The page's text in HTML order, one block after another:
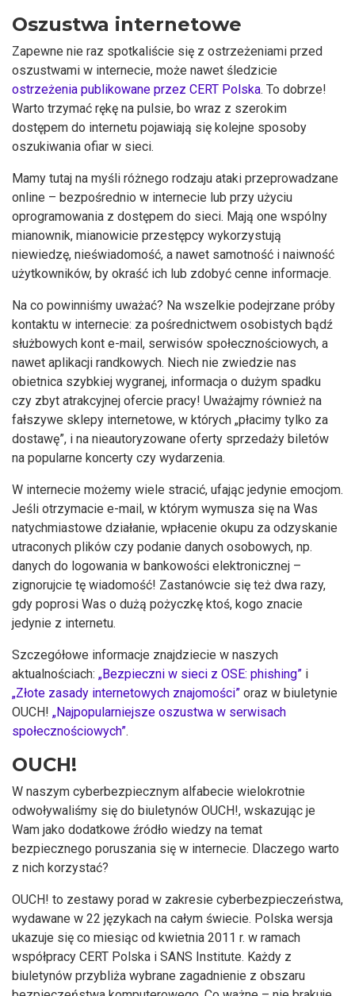
Oszustwa internetowe
Zapewne nie raz spotkaliście się z ostrzeżeniami przed
oszustwami w internecie, może nawet śledzicie
ostrzeżenia publikowane przez CERT Polska. To dobrze!
Warto trzymać rękę na pulsie, bo wraz z szerokim
dostępem do internetu pojawiają się kolejne sposoby
oszukiwania ofiar w sieci.
Mamy tutaj na myśli różnego rodzaju ataki przeprowadzane
online – bezpośrednio w internecie lub przy użyciu
oprogramowania z dostępem do sieci. Mają one wspólny
mianownik, mianowicie przestępcy wykorzystują
niewiedzę, nieświadomość, a nawet samotność i naiwność
użytkowników, by okraść ich lub zdobyć cenne informacje.
Na co powinniśmy uważać? Na wszelkie podejrzane próby
kontaktu w internecie: za pośrednictwem osobistych bądź
służbowych kont e-mail, serwisów społecznościowych, a
nawet aplikacji randkowych. Niech nie zwiedzie nas
obietnica szybkiej wygranej, informacja o dużym spadku
czy zbyt atrakcyjnej ofercie pracy! Uważajmy również na
fałszywe sklepy internetowe, w których „płacimy tylko za
dostawę”, i na nieautoryzowane oferty sprzedaży biletów
na popularne koncerty czy wydarzenia.
W internecie możemy wiele stracić, ufając jedynie emocjom.
Jeśli otrzymacie e-mail, w którym wymusza się na Was
natychmiastowe działanie, wpłacenie okupu za odzyskanie
utraconych plików czy podanie danych osobowych, np.
danych do logowania w bankowości elektronicznej –
zignorujcie tę wiadomość! Zastanówcie się też dwa razy,
gdy poprosi Was o dużą pożyczkę ktoś, kogo znacie
jedynie z internetu.
Szczegółowe informacje znajdziecie w naszych
aktualnościach: „Bezpieczni w sieci z OSE: phishing” i
„Złote zasady internetowych znajomości” oraz w biuletynie
OUCH! „Najpopularniejsze oszustwa w serwisach
społecznościowych”.
OUCH!
W naszym cyberbezpiecznym alfabecie wielokrotnie
odwoływaliśmy się do biuletynów OUCH!, wskazując je
Wam jako dodatkowe źródło wiedzy na temat
bezpiecznego poruszania się w internecie. Dlaczego warto
z nich korzystać?
OUCH! to zestawy porad w zakresie cyberbezpieczeństwa,
wydawane w 22 językach na całym świecie. Polska wersja
ukazuje się co miesiąc od kwietnia 2011 r. w ramach
współpracy CERT Polska i SANS Institute. Każdy z
biuletynów przybliża wybrane zagadnienie z obszaru